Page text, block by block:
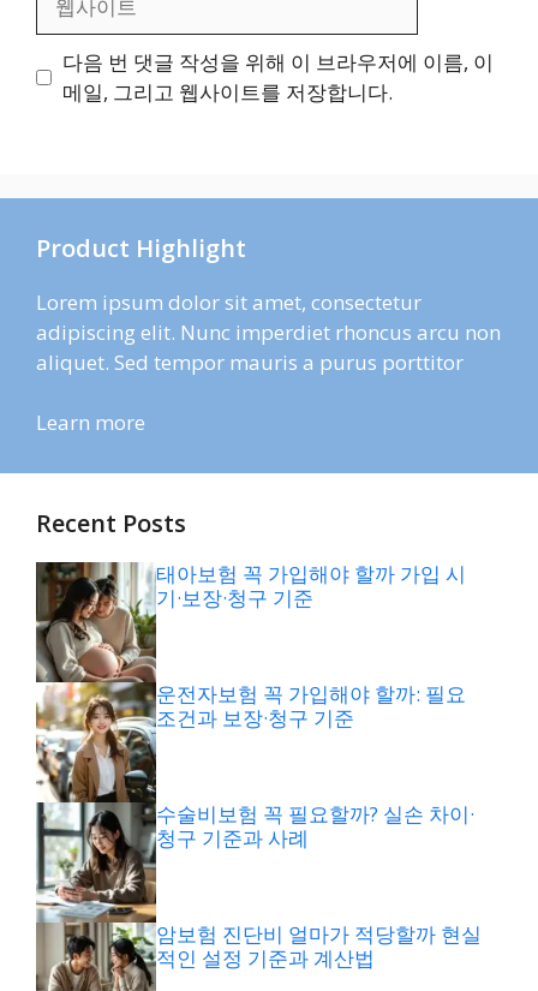
트
다음 번 댓글 작성을 위해 이 브라우저에 이름, 이
메일, 그리고 웹사이트를 저장합니다.
Product Highlight
Lorem ipsum dolor sit amet, consectetur
adipiscing elit. Nunc imperdiet rhoncus arcu non
aliquet. Sed tempor mauris a purus porttitor
Learn more
Recent Posts
태아보험 꼭 가입해야 할까 가입 시
기·보장·청구 기준
운전자보험 꼭 가입해야 할까: 필요
조건과 보장·청구 기준
수술비보험 꼭 필요할까? 실손 차이·
청구 기준과 사례
암보험 진단비 얼마가 적당할까 현실
적인 설정 기준과 계산법